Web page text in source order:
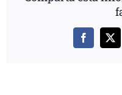
Facebook
X